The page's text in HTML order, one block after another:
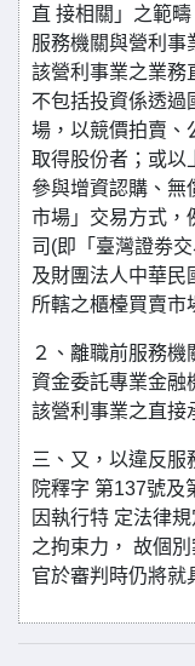
直 接相關」之範
服務機關與營利事
該營利事業之業務
不包括投資係透過
場，以競價拍賣、
取得股份者；或以
參與增資認購、無
市場」交易方式，
司(即「臺灣證劵
及財團法人中華民
所轄之櫃檯買賣市
２、離職前服務
資金委託專業金融
該營利事業之直接
三、又，以違反服
院釋字 第137號及
因執行特 定法律
之拘束力， 故個
官於審判時仍將就